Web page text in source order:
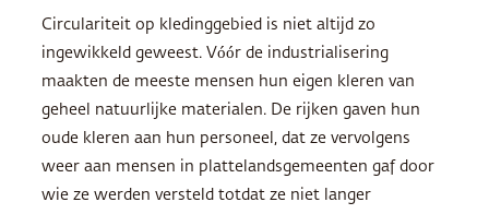
Circulariteit op kledinggebied is niet altijd zo
ingewikkeld geweest. Vóór de industrialisering
maakten de meeste mensen hun eigen kleren van
geheel natuurlijke materialen. De rijken gaven hun
oude kleren aan hun personeel, dat ze vervolgens
weer aan mensen in plattelandsgemeenten gaf door
wie ze werden versteld totdat ze niet langer